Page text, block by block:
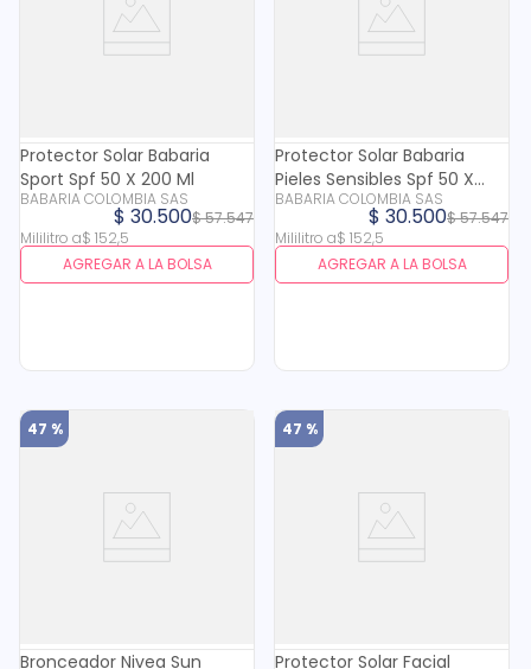
Protector Solar Babaria
Sport Spf 50 X 200 Ml
BABARIA COLOMBIA SAS
$57.547
$ 30.500
Mililitro a$ 152,5
AGREGAR A LA BOLSA
Protector Solar Babaria
Pieles Sensibles Spf 50 X
200 Ml
BABARIA COLOMBIA SAS
$57.547
$ 30.500
Mililitro a$ 152,5
AGREGAR A LA BOLSA
47 %
Bronceador Nivea Sun
47 %
Protector Solar Facial